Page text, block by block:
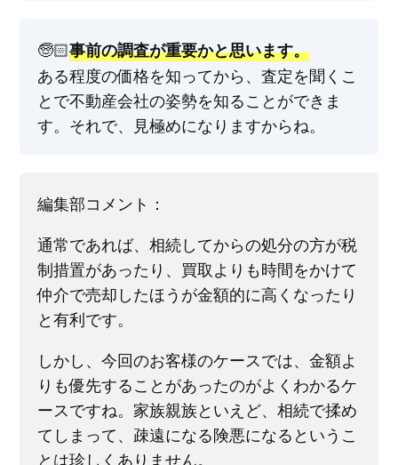
🧓🏻事前の調査が重要かと思います。
ある程度の価格を知ってから、査定を聞くこ
とで不動産会社の姿勢を知ることができま
す。それで、見極めになりますからね。
編集部コメント：
通常であれば、相続してからの処分の方が税
制措置があったり、買取よりも時間をかけて
仲介で売却したほうが金額的に高くなったり
と有利です。
しかし、今回のお客様のケースでは、金額よ
りも優先することがあったのがよくわかるケ
ースですね。家族親族といえど、相続で揉め
てしまって、疎遠になる険悪になるというこ
とは珍しくありません。